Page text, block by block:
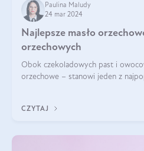
Paulina Maludy
24 mar 2024
Najlepsze masło
orzechowych
Obok czekoladowych past i
orzechowe – stanowi jeden z
CZYTAJ